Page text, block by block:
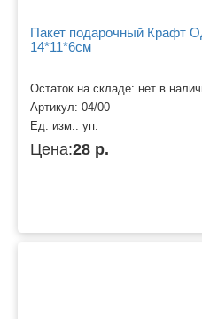
Пакет подарочный Крафт
14*11*6см
Остаток на складе: нет в
Артикул: 04/00
Ед. изм.: уп.
Цена:28 р.